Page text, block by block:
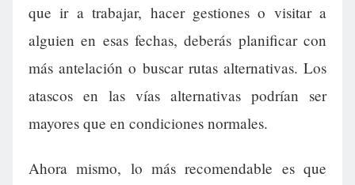
que ir a trabajar, hacer gestiones o visitar a
alguien en esas fechas, deberás planificar con
más antelación o buscar rutas alternativas. Los
atascos en las vías alternativas podrían ser
mayores que en condiciones normales.
Ahora mismo, lo más recomendable es que